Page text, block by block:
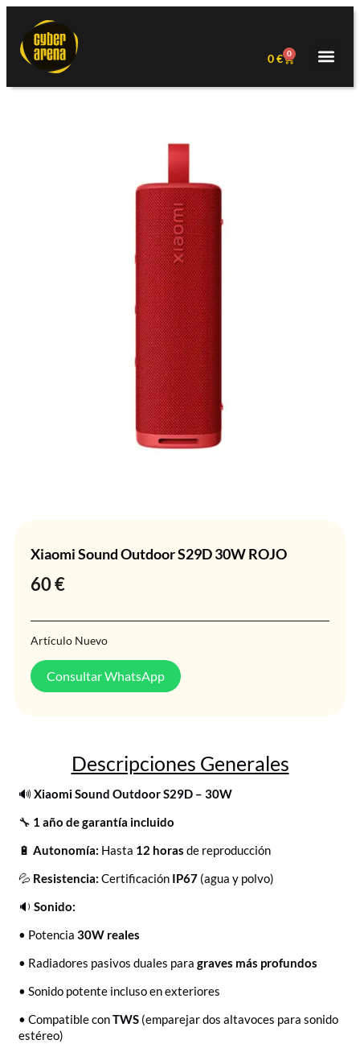
0€ 0
Xiaomi Sound Outdoor S29D 30W ROJO
60€
Artículo Nuevo
Consultar WhatsApp
Descripciones Generales
🔊 Xiaomi Sound Outdoor S29D – 30W
🔧 1 año de garantía incluido
🔋 Autonomía: Hasta 12 horas de reproducción
💦 Resistencia: Certificación IP67 (agua y polvo)
🔉 Sonido:
• Potencia 30W reales
• Radiadores pasivos duales para graves más profundos
• Sonido potente incluso en exteriores
• Compatible conTWS (emparejar dos altavoces para sonido
estéreo)